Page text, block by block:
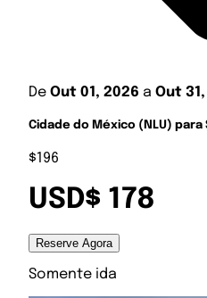
De Out 01, 2026 a Out
Cidade do México (NLU) para
$196
USD$ 178
Reserve Agora
Somente ida